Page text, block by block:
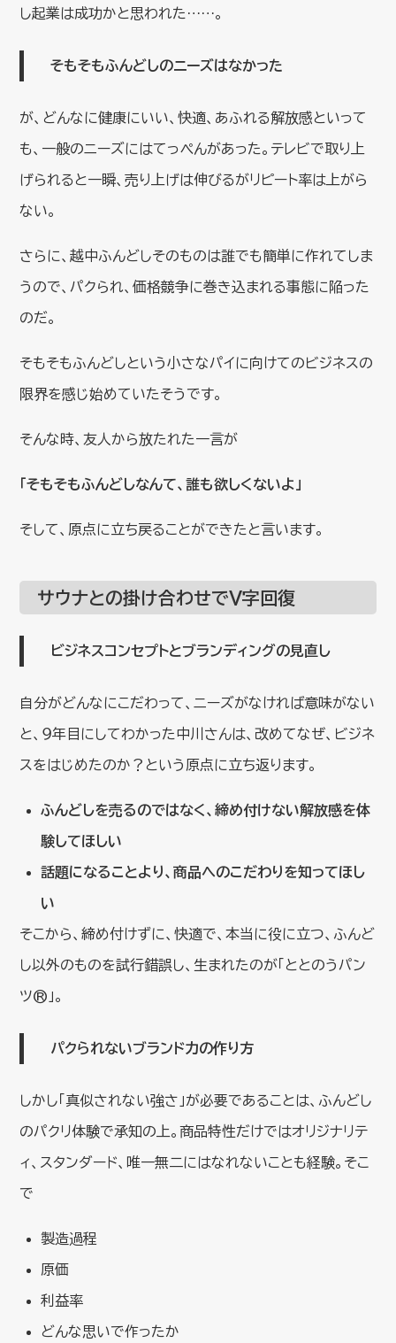
し起業は成功かと思われた……。
そもそもふんどしのニーズはなかった
が、どんなに健康にいい、快適、あふれる解放感といって
も、一般のニーズにはてっぺんがあった。テレビで取り上
げられると一瞬、売り上げは伸びるがリピート率は上がら
ない。
さらに、越中ふんどしそのものは誰でも簡単に作れてしま
うので、パクられ、価格競争に巻き込まれる事態に陥った
のだ。
そもそもふんどしという小さなパイに向けてのビジネスの
限界を感じ始めていたそうです。
そんな時、友人から放たれた一言が
「そもそもふんどしなんて、誰も欲しくないよ」
そして、原点に立ち戻ることができたと言います。
サウナとの掛け合わせでV字回復
ビジネスコンセプトとブランディングの見直し
自分がどんなにこだわって、ニーズがなければ意味がない
と、９年目にしてわかった中川さんは、改めてなぜ、ビジネ
スをはじめたのか？という原点に立ち返ります。
ふんどしを売るのではなく、締め付けない解放感を体
験してほしい
話題になることより、商品へのこだわりを知ってほし
い
そこから、締め付けずに、快適で、本当に役に立つ、ふんど
し以外のものを試行錯誤し、生まれたのが「ととのうパン
ツ®」。
パクられないブランド力の作り方
しかし「真似されない強さ」が必要であることは、ふんどし
のパクリ体験で承知の上。商品特性だけではオリジナリテ
ィ、スタンダード、唯一無二にはなれないことも経験。そこ
で
製造過程
原価
利益率
どんな思いで作ったか